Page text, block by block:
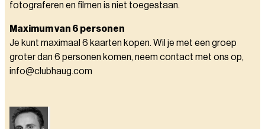
fotograferen en filmen is niet toegestaan.
Maximum van 6 personen
Je kunt maximaal 6 kaarten kopen. Wil je met een groep
groter dan 6 personen komen, neem contact met ons op,
info@clubhaug.com